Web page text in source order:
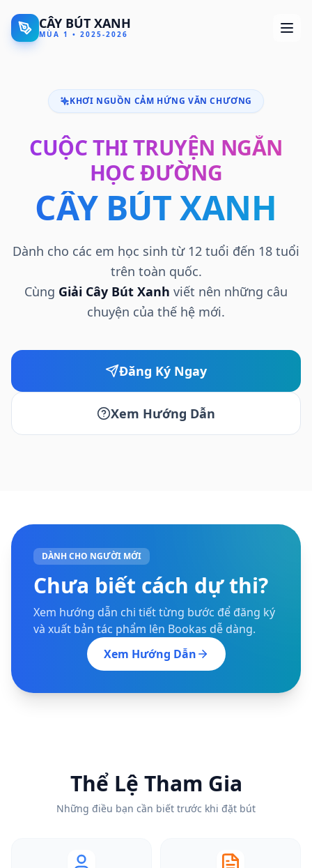
CÂY BÚT XANH
MÙA 1 • 2025-2026
KHƠI NGUỒN CẢM HỨNG VĂN CHƯƠNG
CUỘC THI TRUYỆN NGẮN
HỌC ĐƯỜNG
CÂY BÚT XANH
Dành cho các em học sinh từ 12 tuổi đến 18 tuổi
trên toàn quốc.
Cùng Giải Cây Bút Xanh viết nên những câu
chuyện của thế hệ mới.
Đăng Ký Ngay
Xem Hướng Dẫn
DÀNH CHO NGƯỜI MỚI
Chưa biết cách dự thi?
Xem hướng dẫn chi tiết từng bước để đăng ký
và xuất bản tác phẩm lên Bookas dễ dàng.
Xem Hướng Dẫn
Thể Lệ Tham Gia
Những điều bạn cần biết trước khi đặt bút